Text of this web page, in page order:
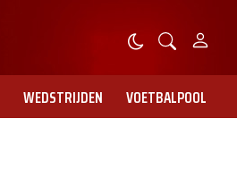
WEDSTRIJDEN VOETBALPOOL